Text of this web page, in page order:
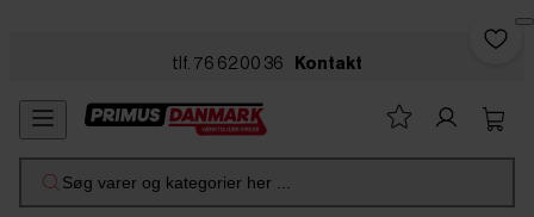
tlf. 76 62 00 36 Kontakt
Søg varer og kategorier her ...